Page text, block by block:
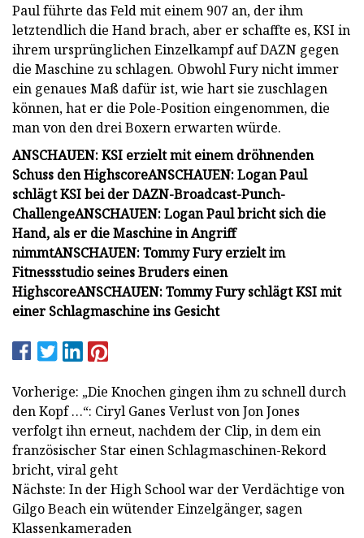
Paul führte das Feld mit einem 907 an, der ihm
letztendlich die Hand brach, aber er schaffte es, KSI in
ihrem ursprünglichen Einzelkampf auf DAZN gegen
die Maschine zu schlagen. Obwohl Fury nicht immer
ein genaues Maß dafür ist, wie hart sie zuschlagen
können, hat er die Pole-Position eingenommen, die
man von den drei Boxern erwarten würde.
ANSCHAUEN: KSI erzielt mit einem dröhnenden
Schuss den HighscoreANSCHAUEN: Logan Paul
schlägt KSI bei der DAZN-Broadcast-Punch-
ChallengeANSCHAUEN: Logan Paul bricht sich die
Hand, als er die Maschine in Angriff
nimmtANSCHAUEN: Tommy Fury erzielt im
Fitnessstudio seines Bruders einen
HighscoreANSCHAUEN: Tommy Fury schlägt KSI mit
einer Schlagmaschine ins Gesicht
Vorherige: „Die Knochen gingen ihm zu schnell durch
den Kopf …“: Ciryl Ganes Verlust von Jon Jones
verfolgt ihn erneut, nachdem der Clip, in dem ein
französischer Star einen Schlagmaschinen-Rekord
bricht, viral geht
Nächste: In der High School war der Verdächtige von
Gilgo Beach ein wütender Einzelgänger, sagen
Klassenkameraden